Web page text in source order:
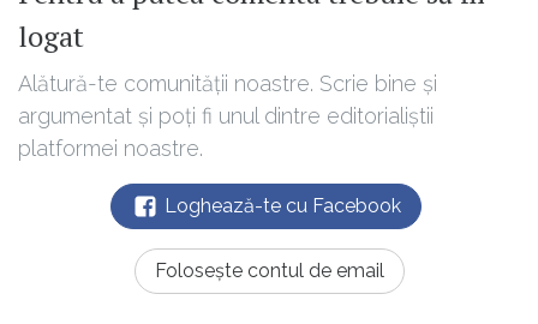
logat
Alătură-te comunității noastre. Scrie bine și
argumentat și poți fi unul dintre editorialiștii
platformei noastre.
Loghează-te cu Facebook
Folosește contul de email